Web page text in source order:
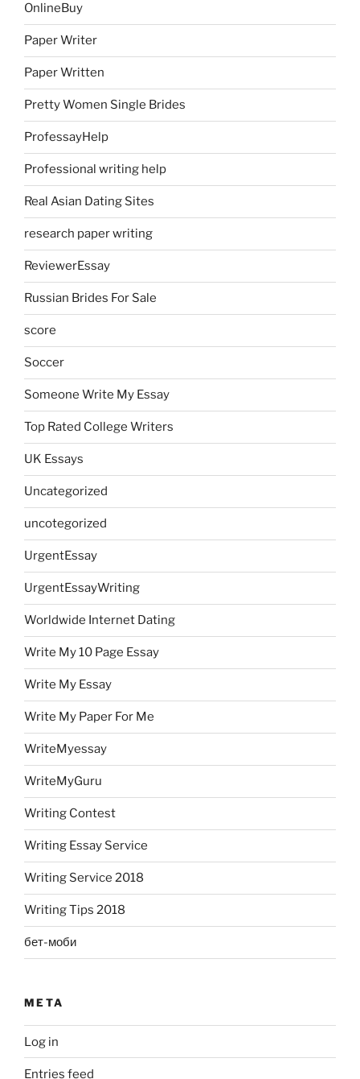
OnlineBuy
Paper Writer
Paper Written
Pretty Women Single Brides
ProfessayHelp
Professional writing help
Real Asian Dating Sites
research paper writing
ReviewerEssay
Russian Brides For Sale
score
Soccer
Someone Write My Essay
Top Rated College Writers
UK Essays
Uncategorized
uncotegorized
UrgentEssay
UrgentEssayWriting
Worldwide Internet Dating
Write My 10 Page Essay
Write My Essay
Write My Paper For Me
WriteMyessay
WriteMyGuru
Writing Contest
Writing Essay Service
Writing Service 2018
Writing Tips 2018
бет-моби
META
Log in
Entries feed